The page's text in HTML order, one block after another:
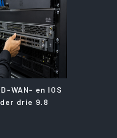
WAN- en IOS
drie 9.8